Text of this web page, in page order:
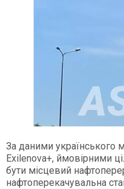
За даними українського
Exilenova+, ймовірними
бути місцевий
нафтоперекачувальна